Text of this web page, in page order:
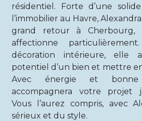
résidentiel. Forte d’une
l’immobilier au Havre,
grand retour à Cherbourg,
affectionne
décoration intérieure, elle
potentiel d’un bien et mettre
Avec énergie et
accompagnera votre projet
Vous l’aurez compris, avec
sérieux et du style.